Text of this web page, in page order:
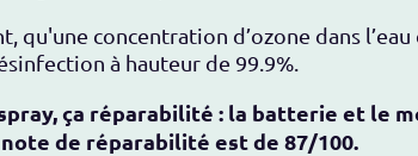
qu'une concentration d’ozone dans l’eau
à hauteur de 99.9%.
ça réparabilité : la batterie et le
de réparabilité est de 87/100.